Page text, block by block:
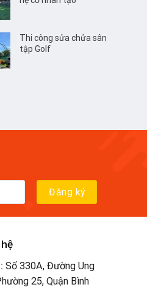
Thi công sửa chửa sân
tập Golf
Số 330A, Đường Ung
25, Quận Bình